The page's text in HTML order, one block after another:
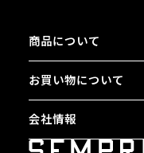
商品について
お買い物について
会社情報